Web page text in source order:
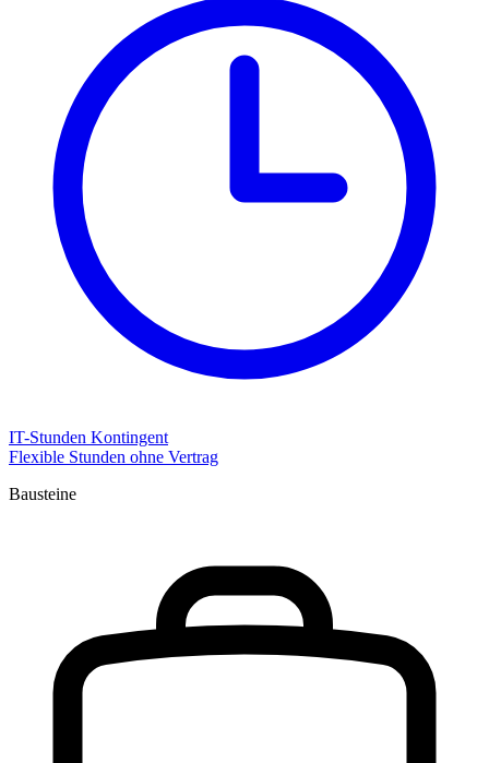
IT-Stunden Kontingent
Flexible Stunden ohne Vertrag
Bausteine